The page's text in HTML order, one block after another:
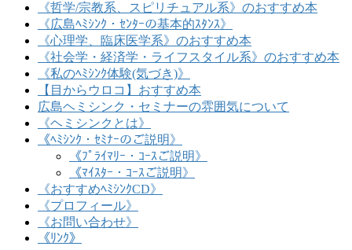
《哲学/宗教系、スピリチュアル系》のおすすめ本
《広島ﾍﾐｼﾝｸ・ｾﾝﾀｰの基本的ｽﾀﾝｽ》
《心理学、臨床医学系》のおすすめ本
《社会学・経済学・ライフスタイル系》のおすすめ本
《私のﾍﾐｼﾝｸ体験(気づき)》
【目からウロコ】おすすめ本
広島ヘミシンク・セミナーの雰囲気について
《ヘミシンクとは》
《ﾍﾐｼﾝｸ・ｾﾐﾅｰのご説明》
《ﾌﾟﾗｲﾏﾘｰ・ｺｰｽご説明》
《ﾏｲｽﾀｰ・ｺｰｽご説明》
《おすすめﾍﾐｼﾝｸCD》
《プロフィール》
《お問い合わせ》
《ﾘﾝｸ》